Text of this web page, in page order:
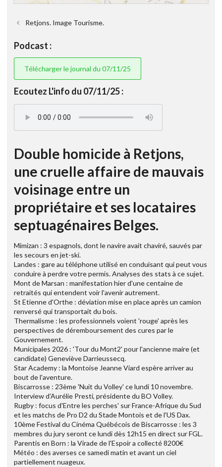
Retjons. Image Tourisme.
Podcast :
Télécharger le journal du 07/11/25
Ecoutez L'info du 07/11/25 :
Double homicide à Retjons,
une cruelle affaire de mauvais
voisinage entre un
propriétaire et ses locataires
septuagénaires Belges.
Mimizan : 3 espagnols, dont le navire avait chaviré, sauvés par
les secours en jet-ski.
Landes : gare au téléphone utilisé en conduisant qui peut vous
conduire à perdre votre permis. Analyses des stats à ce sujet.
Mont de Marsan : manifestation hier d'une centaine de
retraités qui entendent voir l'avenir autrement.
St Etienne d'Orthe : déviation mise en place après un camion
renversé qui transportait du bois.
Thermalisme : les professionnels voient 'rouge' après les
perspectives de déremboursement des cures par le
Gouvernement.
Municipales 2026 : 'Tour du Mont2' pour l'ancienne maire (et
candidate) Geneviève Darrieussecq.
Star Academy : la Montoise Jeanne Viard espère arriver au
bout de l'aventure.
Biscarrosse : 23ème 'Nuit du Volley' ce lundi 10 novembre.
Interview d'Aurélie Presti, présidente du BO Volley.
Rugby : focus d'Entre les perches' sur France-Afrique du Sud
et les matchs de Pro D2 du Stade Montois et de l'US Dax.
10ème Festival du Cinéma Québécois de Biscarrosse : les 3
membres du jury seront ce lundi dès 12h15 en direct sur FGL.
Parentis en Born : la Virade de l'Espoir a collecté 8200€
Météo : des averses ce samedi matin et avant un ciel
partiellement nuageux.